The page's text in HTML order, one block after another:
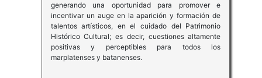
generando una oportunidad para promover e
incentivar un auge en la aparición y formación de
talentos artísticos, en el cuidado del Patrimonio
Histórico Cultural; es decir, cuestiones altamente
positivas y perceptibles para todos los
marplatenses y batanenses.